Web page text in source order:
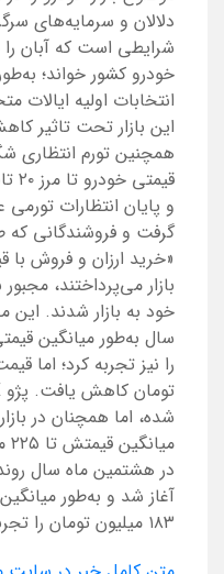
دلالان و سرمایه‌های
شرایطی است که آبان را
خودرو کشور خواند؛
انتخابات اولیه ایالات
این بازار تحت تاثیر
همچنین تورم انتظاری
و پایان انتظارات
گرفت و فروشندگانی
«خرید ارزان و فروش با
بازار می‌پرداختند،
خود به بازار شدند. این
شده، اما همچنان در
در هشتمین ماه سال
آغاز شد و به‌طور
۱۸۳ میلیون تومان را تجربه کرد.